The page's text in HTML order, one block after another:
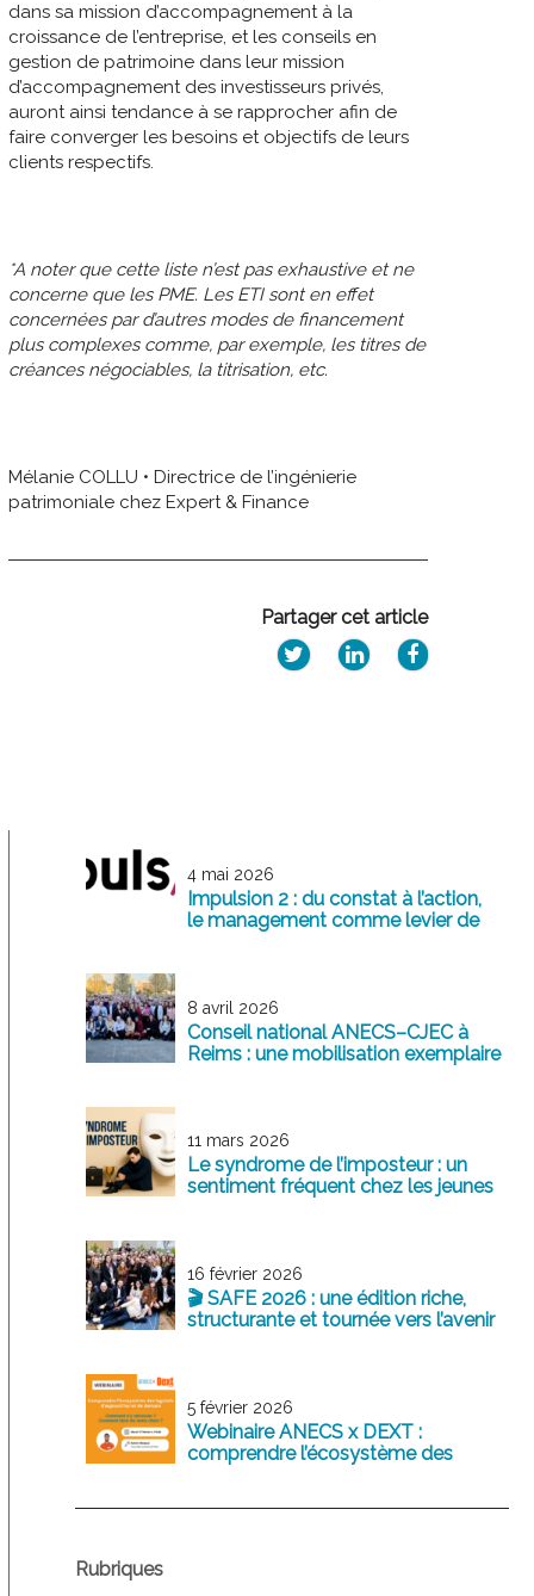
dans sa mission d’accompagnement à la
croissance de l’entreprise, et les conseils en
gestion de patrimoine dans leur mission
d’accompagnement des investisseurs privés,
auront ainsi tendance à se rapprocher afin de
faire converger les besoins et objectifs de leurs
clients respectifs.
*A noter que cette liste n’est pas exhaustive et ne
concerne que les PME. Les ETI sont en effet
concernées par d’autres modes de financement
plus complexes comme, par exemple, les titres de
créances négociables, la titrisation, etc.
Mélanie COLLU • Directrice de l’ingénierie
patrimoniale chez Expert & Finance
Partager cet article
4 mai 2026
Impulsion 2 : du constat à l’action,
le management comme levier de
8 avril 2026
Conseil national ANECS–CJEC à
Reims : une mobilisation exemplaire
11 mars 2026
Le syndrome de l’imposteur : un
sentiment fréquent chez les jeunes
16 février 2026
🎬 SAFE 2026 : une édition riche,
structurante et tournée vers l’avenir
5 février 2026
Webinaire ANECS x DEXT :
comprendre l’écosystème des
Rubriques